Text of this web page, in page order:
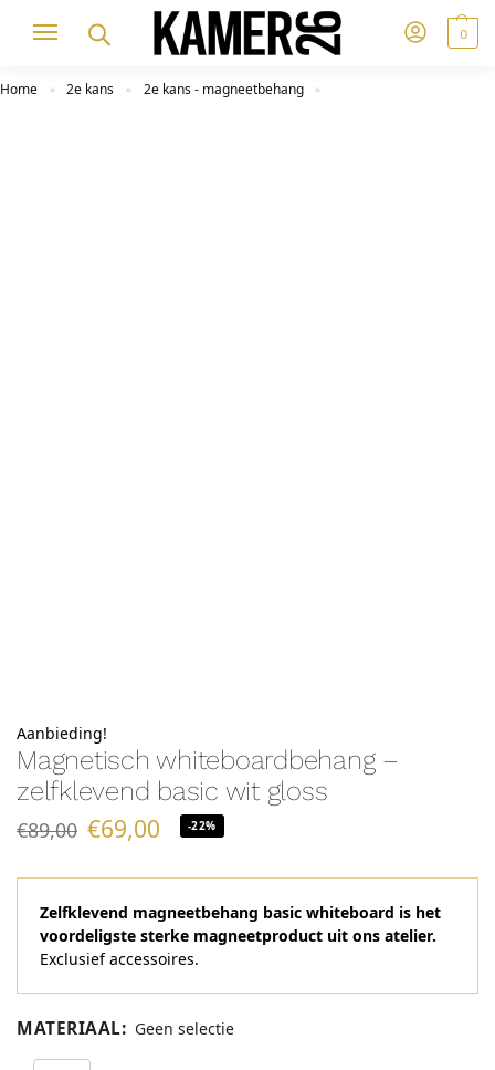
0
Home » 2e kans » 2e kans - magneetbehang »
Aanbieding!
Magnetisch whiteboardbehang –
zelfklevend basic wit gloss
€89,00 €69,00 -22%
Zelfklevend magneetbehang basic whiteboard is het
voordeligste sterke magneetproduct uit ons atelier.
Exclusief accessoires.
MATERIAAL: Geen selectie